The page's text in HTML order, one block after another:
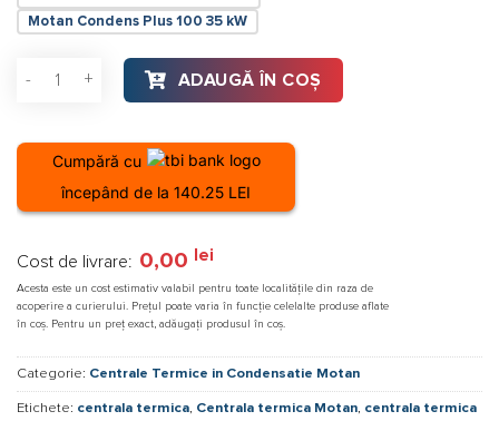
Motan Condens Plus 100 35 kW
Cantitate Centrala termica Motan Condens 100, 25 kW
ADAUGĂ ÎN COȘ
Cumpără cu
începând de la 140.25 LEI
Cost de livrare: 0,00 lei
Acesta este un cost estimativ valabil pentru toate localitățile din raza de
acoperire a curierului. Prețul poate varia în funcție celelalte produse aflate
în coș. Pentru un preț exact, adăugați produsul în coș.
Categorie: Centrale Termice in Condensatie Motan
Etichete: centrala termica Centrala termica Motan centrala termica